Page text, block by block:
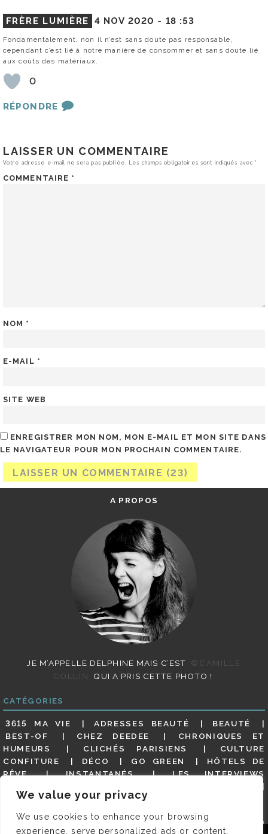
We value your privacy
We use cookies to enhance your browsing
experience, serve personalized ads or content,
FRÈRE LUMIÈRE 4 NOV 2020 - 18 :53
Fondamentalement, non il n’est sans doute pas responsable,
cependant c’est lié à notre manière de consommer et sans doute lié
aux coûts des matériaux.
0
RÉPONDRE
LAISSER UN COMMENTAIRE
Votre adresse e-mail ne sera pas publiée. Les champs obligatoires sont indiqués avec*
COMMENTAIRE *
NOM *
E-MAIL *
SITE WEB
ENREGISTRER MON NOM, MON E-MAIL ET MON SITE DANS
LE NAVIGATEUR POUR MON PROCHAIN COMMENTAIRE.
A PROPOS
JE M’APPELLE DELPHINE MAIS C’EST
©CAMILLE
COLLIN
QUI A PRIS CETTE PHOTO !
CATÉGORIES
3615 MA VIE ADRESSES BEAUTÉ
BEAUTÉ
BEST-OF
CHEZ DEEDEE
CHRONIQUES ET
HUMEURS
CLICHÉS PARISIENS
CULTURE
CONFITURE
DÉCO GO GREEN
HÔTELS DE
RÊVE
INSTANTANÉS
LES INTERVIEWS
MES ADRESSES
MODE
(BUT GOODIES)
PAR ICI LE MAGOT !
PARIS EN PHOTOS
RESTAURANTS